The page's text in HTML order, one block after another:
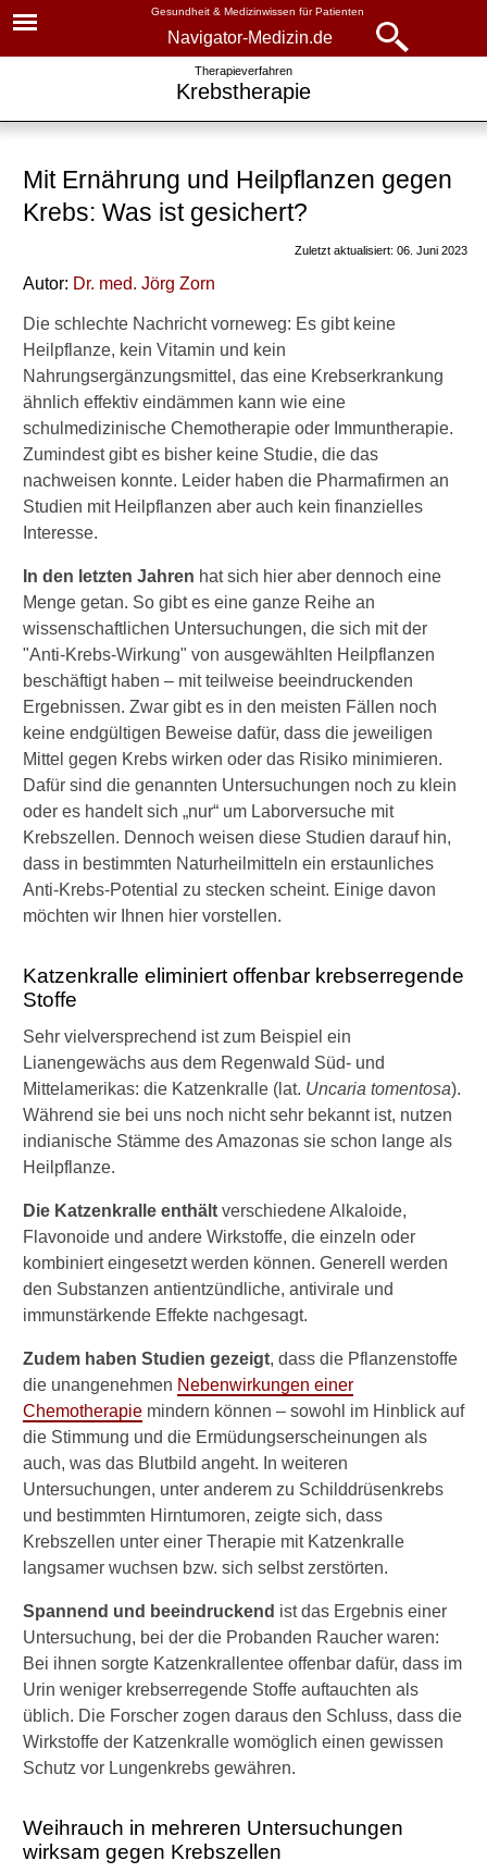
Gesundheit & Medizinwissen für Patienten
Navigator-Medizin.de
Therapieverfahren
Krebstherapie
Mit Ernährung und Heilpflanzen gegen
Krebs: Was ist gesichert?
Zuletzt aktualisiert: 06. Juni 2023
Autor: Dr. med. Jörg Zorn
Die schlechte Nachricht vorneweg: Es gibt keine
Heilpflanze, kein Vitamin und kein
Nahrungsergänzungsmittel, das eine Krebserkrankung
ähnlich effektiv eindämmen kann wie eine
schulmedizinische Chemotherapie oder Immuntherapie.
Zumindest gibt es bisher keine Studie, die das
nachweisen konnte. Leider haben die Pharmafirmen an
Studien mit Heilpflanzen aber auch kein finanzielles
Interesse.
In den letzten Jahren hat sich hier aber dennoch eine
Menge getan. So gibt es eine ganze Reihe an
wissenschaftlichen Untersuchungen, die sich mit der
"Anti-Krebs-Wirkung" von ausgewählten Heilpflanzen
beschäftigt haben – mit teilweise beeindruckenden
Ergebnissen. Zwar gibt es in den meisten Fällen noch
keine endgültigen Beweise dafür, dass die jeweiligen
Mittel gegen Krebs wirken oder das Risiko minimieren.
Dafür sind die genannten Untersuchungen noch zu klein
oder es handelt sich „nur“ um Laborversuche mit
Krebszellen. Dennoch weisen diese Studien darauf hin,
dass in bestimmten Naturheilmitteln ein erstaunliches
Anti-Krebs-Potential zu stecken scheint. Einige davon
möchten wir Ihnen hier vorstellen.
Katzenkralle eliminiert offenbar krebserregende
Stoffe
Sehr vielversprechend ist zum Beispiel ein
Lianengewächs aus dem Regenwald Süd- und
Mittelamerikas: die Katzenkralle (lat. Uncaria tomentosa).
Während sie bei uns noch nicht sehr bekannt ist, nutzen
indianische Stämme des Amazonas sie schon lange als
Heilpflanze.
Die Katzenkralle enthält verschiedene Alkaloide,
Flavonoide und andere Wirkstoffe, die einzeln oder
kombiniert eingesetzt werden können. Generell werden
den Substanzen antientzündliche, antivirale und
immunstärkende Effekte nachgesagt.
Zudem haben Studien gezeigt, dass die Pflanzenstoffe
die unangenehmen Nebenwirkungen einer
Chemotherapie mindern können – sowohl im Hinblick auf
die Stimmung und die Ermüdungserscheinungen als
auch, was das Blutbild angeht. In weiteren
Untersuchungen, unter anderem zu Schilddrüsenkrebs
und bestimmten Hirntumoren, zeigte sich, dass
Krebszellen unter einer Therapie mit Katzenkralle
langsamer wuchsen bzw. sich selbst zerstörten.
Spannend und beeindruckend ist das Ergebnis einer
Untersuchung, bei der die Probanden Raucher waren:
Bei ihnen sorgte Katzenkrallentee offenbar dafür, dass im
Urin weniger krebserregende Stoffe auftauchten als
üblich. Die Forscher zogen daraus den Schluss, dass die
Wirkstoffe der Katzenkralle womöglich einen gewissen
Schutz vor Lungenkrebs gewähren.
Weihrauch in mehreren Untersuchungen
wirksam gegen Krebszellen
► News
► Krankheiten
► Therapieverfahren
► Medikamente
► Gesundheitsthemen
▾
Krebstherapie
Ernährung während der
Krebstherapie
Sport gegen Krebs
►
Symptome
►
Diagnostik
&
Laborwerte
►
Medikamente
►